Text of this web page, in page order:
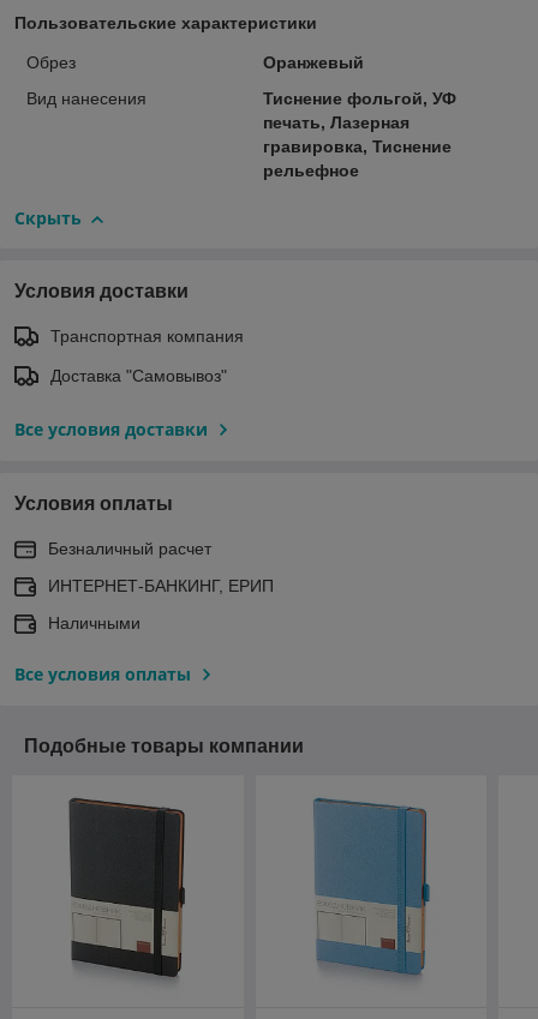
Пользовательские характеристики
Обрез
Оранжевый
Вид нанесения
Тиснение фольгой, УФ
печать, Лазерная
гравировка, Тиснение
рельефное
Скрыть
Условия доставки
Транспортная компания
Доставка "Самовывоз"
Все условия доставки
Условия оплаты
Безналичный расчет
ИНТЕРНЕТ-БАНКИНГ, ЕРИП
Наличными
Все условия оплаты
Подобные товары компании